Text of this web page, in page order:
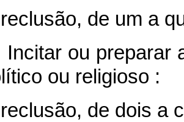
de um a
Incitar ou preparar
ou religioso :
de dois a